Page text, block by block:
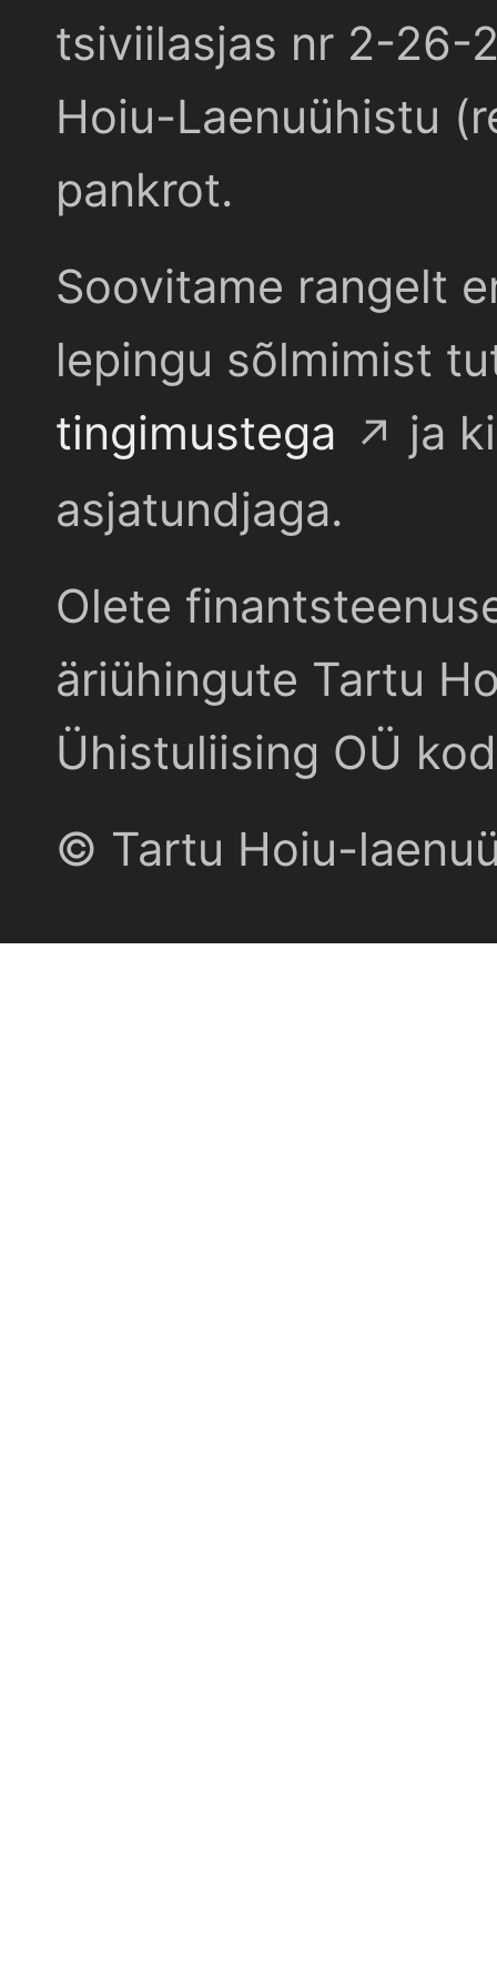
tsiviilasjas nr 2-26-
Hoiu-Laenuühistu
pankrot.
Soovitame rangelt
lepingu sõlmimist
tingimustega
ja
asjatundjaga.
Olete
äriühingute Tartu
Ühistuliising OÜ
© Tartu Hoiu-